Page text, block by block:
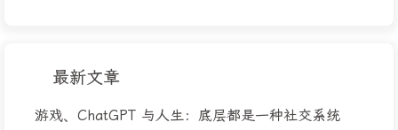
最新文章
游戏、ChatGPT 与人生：底层都是一种社交系统